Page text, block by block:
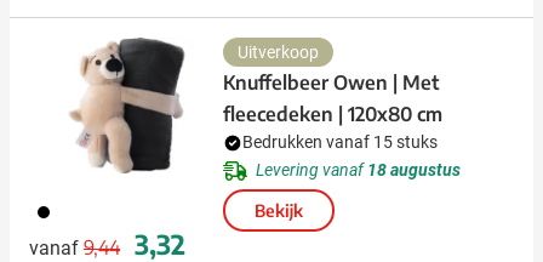
001
vanaf
Normale prijs
9,44
Speciale prijs
3,32
Uitverkoop
Knuffelbeer Owen | Met
fleecedeken | 120x80 cm
Bedrukken vanaf 15 stuks
Levering vanaf18 augustus
Bekijk